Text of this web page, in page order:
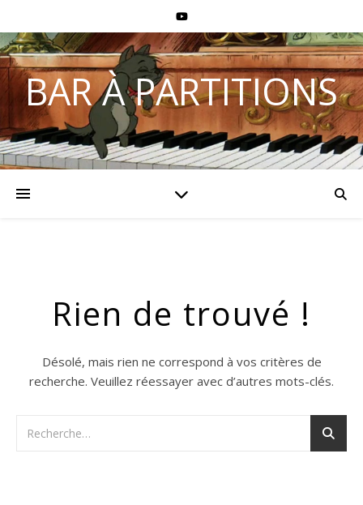
BAR À PARTITIONS
Rien de trouvé !
Désolé, mais rien ne correspond à vos critères de
recherche. Veuillez réessayer avec d’autres mots-clés.